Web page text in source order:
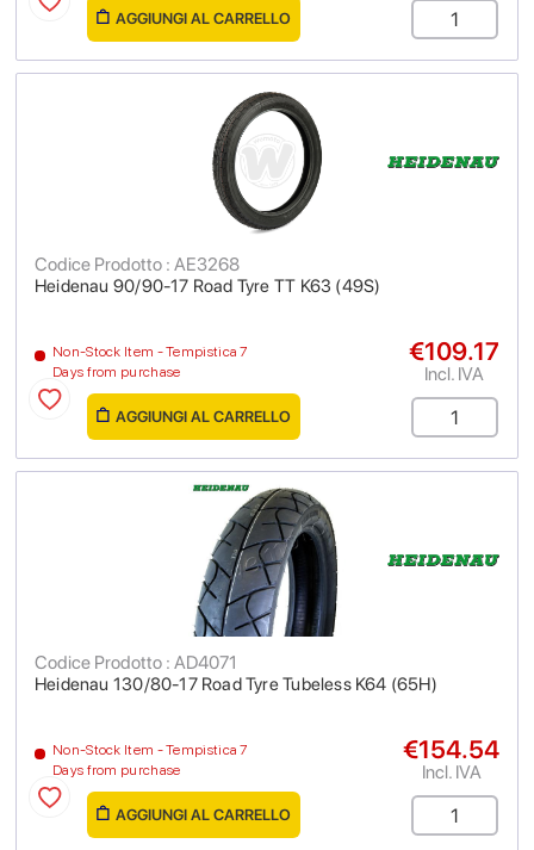
AGGIUNGI AL CARRELLO
Heidenau 90/90-17 Road Tyre TT K63 (49S)
Codice Prodotto : AE3268
Non-Stock Item - Tempistica 7
Days from purchase
€109.17
Incl. IVA
AGGIUNGI AL CARRELLO
Heidenau 130/80-17 Road Tyre Tubeless K64 (65H)
Codice Prodotto : AD4071
Non-Stock Item - Tempistica 7
Days from purchase
€154.54
Incl. IVA
AGGIUNGI AL CARRELLO